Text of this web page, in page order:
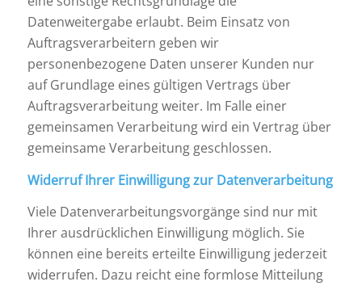
Datenweitergabe erlaubt. Beim Einsatz von
Auftragsverarbeitern geben wir
personenbezogene Daten unserer Kunden nur
auf Grundlage eines gültigen Vertrags über
Auftragsverarbeitung weiter. Im Falle einer
gemeinsamen Verarbeitung wird ein Vertrag über
gemeinsame Verarbeitung geschlossen.
Widerruf Ihrer Einwilligung zur Datenverarbeitung
Viele Datenverarbeitungsvorgänge sind nur mit
Ihrer ausdrücklichen Einwilligung möglich. Sie
können eine bereits erteilte Einwilligung jederzeit
widerrufen. Dazu reicht eine formlose Mitteilung